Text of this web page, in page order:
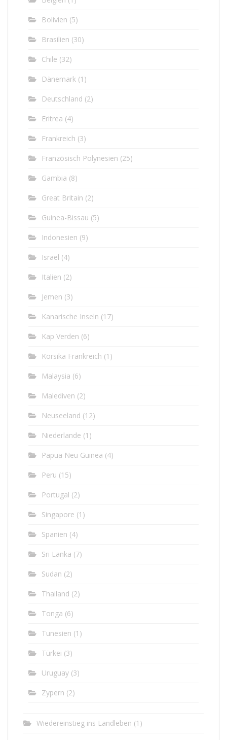
Bolivien (5)
Brasilien (30)
Chile (32)
Dänemark (1)
Deutschland (2)
Eritrea (4)
Frankreich (3)
Französisch Polynesien (25)
Gambia (8)
Great Britain (2)
Guinea-Bissau (5)
Indonesien (9)
Israel (4)
Italien (2)
Jemen (3)
Kanarische Inseln (17)
Kap Verden (6)
Korsika Frankreich (1)
Malaysia (6)
Malediven (2)
Neuseeland (12)
Niederlande (1)
Papua Neu Guinea (4)
Peru (15)
Portugal (2)
Singapore (1)
Spanien (4)
Sri Lanka (7)
Sudan (2)
Thailand (2)
Tonga (6)
Tunesien (1)
Türkei (3)
Uruguay (3)
Zypern (2)
Wiedereinstieg ins Landleben (1)